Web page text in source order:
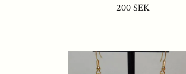
200 SEK